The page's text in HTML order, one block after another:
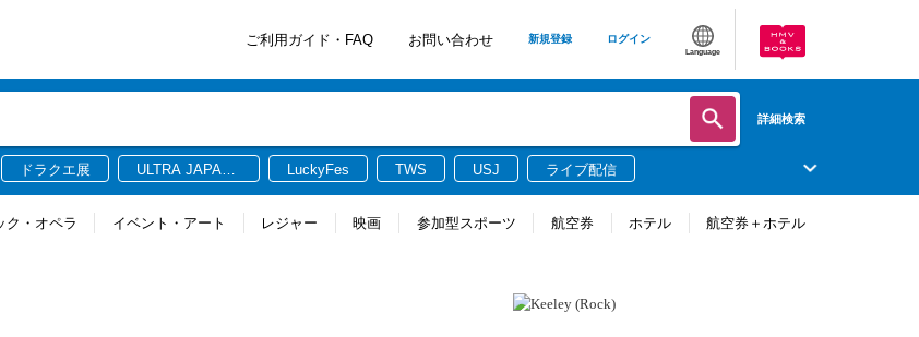
ご利用ガイド・FAQ お問い合わせ 新規登録 ログイン
Language
詳細検索
ドラクエ展
ULTRA JAPAN
LuckyFes TWS USJ ライブ配信
ク・オペラ イベント・アート レジャー 映画 参加型スポーツ 航空券 ホテル 航空券＋ホテル